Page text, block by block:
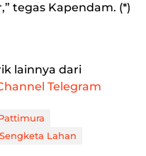
tegas Kapendam. (*)
lainnya dari
Telegram
Sengketa Lahan